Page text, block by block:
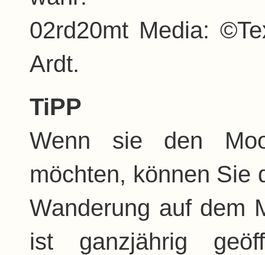
02rd20mt Media:
Ardt.
TiPP
Wenn sie den
möchten, können Sie
Wanderung auf dem
ist ganzjährig